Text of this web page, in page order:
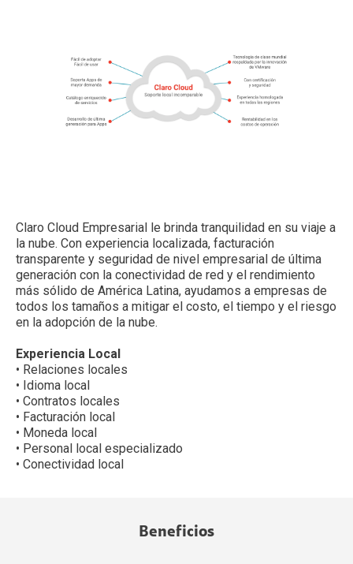
Claro Cloud Empresarial le brinda tranquilidad en su viaje a
la nube. Con experiencia localizada, facturación
transparente y seguridad de nivel empresarial de última
generación con la conectividad de red y el rendimiento
más sólido de América Latina, ayudamos a empresas de
todos los tamaños a mitigar el costo, el tiempo y el riesgo
en la adopción de la nube.
Experiencia Local
• Relaciones locales
• Idioma local
• Contratos locales
• Facturación local
• Moneda local
• Personal local especializado
• Conectividad local
Beneficios